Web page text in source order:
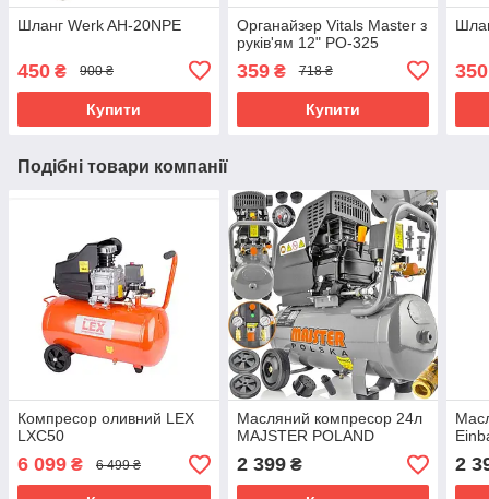
Шланг Werk AH-20NPE
450 ₴ 900 ₴
Купити
Органайзер Vitals Master з
руків'ям 12" PO-325
359₴ 718 ₴
Купити
350
Подібні товари компанії
Компресор оливний LEX
LXC50
6 099 ₴ 6 499 ₴
Масляний компресор 24л
MAJSTER POLAND
2 399₴ 2